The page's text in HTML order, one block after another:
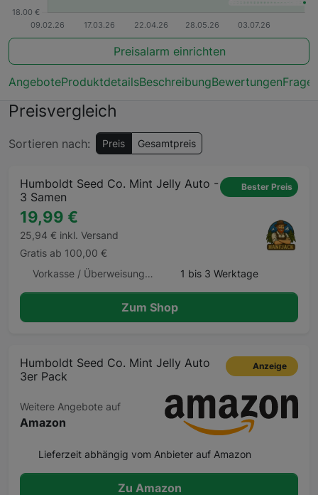
Preisalarm einrichten
AngeboteProduktdetailsBeschreibungBewertungen
Preisvergleich
Sortieren nach: Preis Gesamtpreis
Humboldt Seed Co. Mint Jelly Auto -
3 Samen
Bester Preis
19,99 €
25,94 € inkl. Versand
Gratis ab 100,00 €
Vorkasse / Überweisung, Kreditkarte, Bitcoin
1 bis 3 Werktage
Zum Shop
Humboldt Seed Co. Mint Jelly Auto
3er Pack
Anzeige
Weitere Angebote auf
Amazon
Lieferzeit abhängig vom Anbieter auf Amazon
Zu Amazon